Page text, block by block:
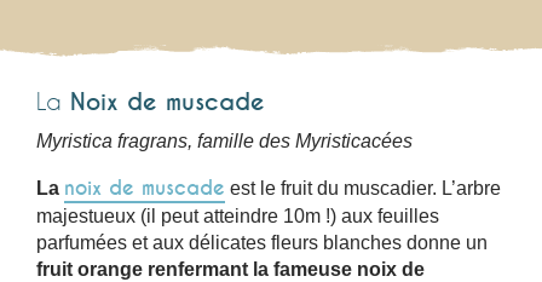
La Noix de muscade
Myristica fragrans, famille des Myristicacées
La noix de muscade est le fruit du muscadier. L’arbre
majestueux (il peut atteindre 10m !) aux feuilles
parfumées et aux délicates fleurs blanches donne un
fruit orange renfermant la fameuse noix de